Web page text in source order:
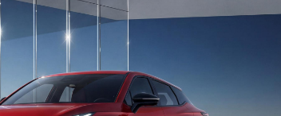
свою собственную востребованность и
всего это цена, что на порядок меньше, чем
случае если раньше качество было довольно
машины качеством лучше, нежели чем
уровень оснащения. Покупая так например